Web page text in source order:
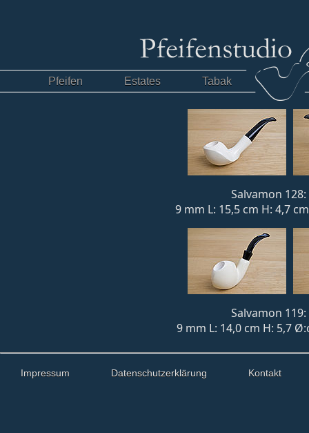
Pfeifen Estates Tabak
Salvamon 128:
9 mm L: 15,5 cm H: 4,7
Salvamon 119:
9 mm L: 14,0 cm H: 5,7
Impressum Datenschutzerklärung Kontakt